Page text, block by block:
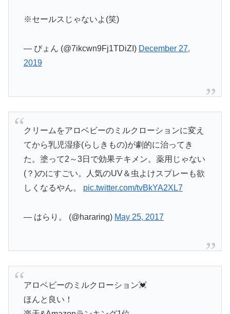
※セールスじゃないよ(笑)
— ぴょん (@7ikcwn9Fj1TDiZI) December 27,
2019
クリームをアロベビーのミルクローションに変え
てから乳児湿疹(らしきもの)が劇的に治ってき
た。塗って2～3日で効果テキメン。薬用じゃない
(？)のにすごい。人気のUV＆虫よけスプレーも欲
しくなるやん。 pic.twitter.com/tvBkYA2XL7
— はらり。 (@hararing) May 25, 2017
アロベビーのミルクローション💓
ほんと良い！